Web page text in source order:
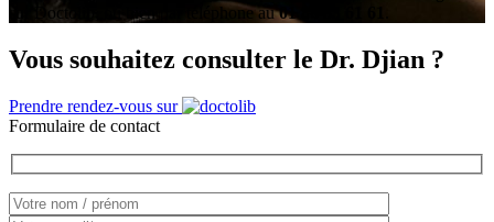
sur Doctolib, ou bien par téléphone au01 88 33 61 61
Vous souhaitez consulter le Dr. Djian ?
Prendre rendez-vous sur
Formulaire de contact